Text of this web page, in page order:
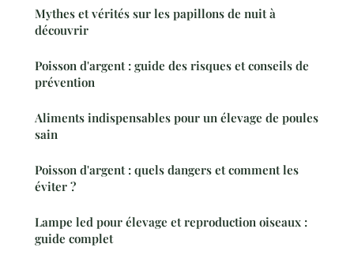
Mythes et vérités sur les papillons de nuit à
découvrir
Poisson d'argent : guide des risques et conseils de
prévention
Aliments indispensables pour un élevage de poules
sain
Poisson d'argent : quels dangers et comment les
éviter ?
Lampe led pour élevage et reproduction oiseaux :
guide complet